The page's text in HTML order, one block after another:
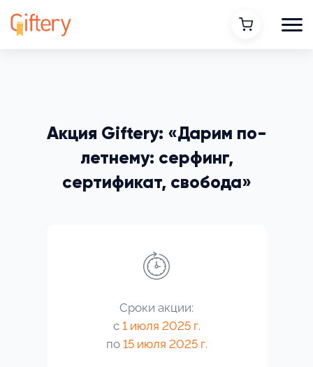
Акция Giftery: «Дарим по-
летнему: серфинг,
сертификат, свобода»
Сроки акции:
с 1 июля 2025 г.
по 15 июля 2025 г.